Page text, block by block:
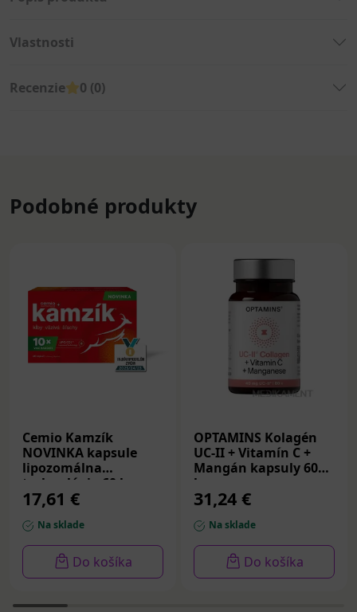
Vlastnosti
Recenzie 0 (0)
Podobné produkty
Cemio Kamzík
NOVINKA kapsule
lipozomálna
technológia 60 ks
17,61 €
Na sklade
Do košíka
OPTAMINS Kolagén
UC-II + Vitamín C +
Mangán kapsuly 60
ks
31,24 €
Na sklade
Do košíka